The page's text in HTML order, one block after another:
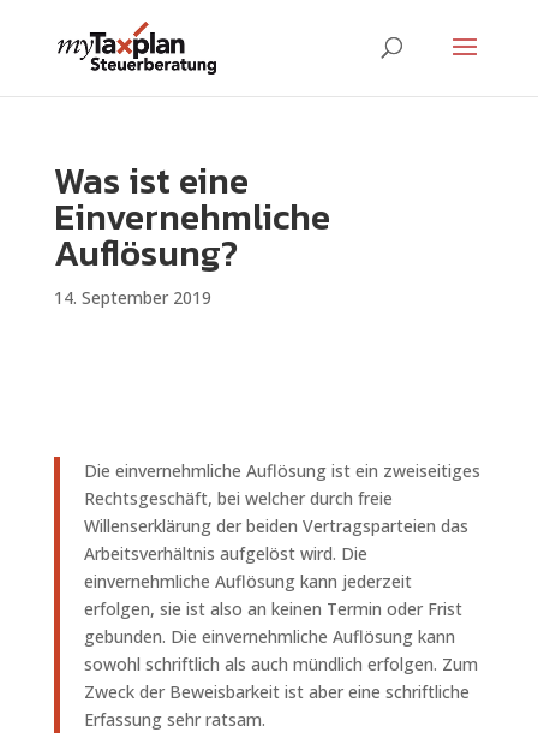
Was ist eine
Einvernehmliche
Auflösung?
14. September 2019
Die einvernehmliche Auflösung ist ein zweiseitiges
Rechtsgeschäft, bei welcher durch freie
Willenserklärung der beiden Vertragsparteien das
Arbeitsverhältnis aufgelöst wird. Die
einvernehmliche Auflösung kann jederzeit
erfolgen, sie ist also an keinen Termin oder Frist
gebunden. Die einvernehmliche Auflösung kann
sowohl schriftlich als auch mündlich erfolgen. Zum
Zweck der Beweisbarkeit ist aber eine schriftliche
Erfassung sehr ratsam.